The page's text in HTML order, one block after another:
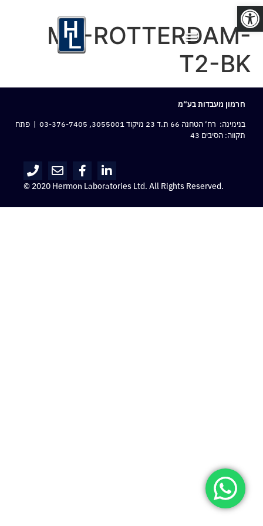
פתח סרגל נגישות
MX-ROTTERDAM-
T2-BK
חרמון מעבדות בע“מ
בנימינה: רח‘ הטחנה 66 ת.ד 23 מיקוד 3055001,
03-376-7405 | פתח
תקווה: הסיבים 43
© 2020 Hermon Laboratories Ltd. All Rights Reserved.